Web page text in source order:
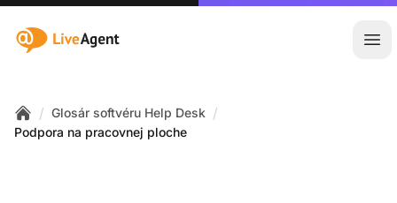
:site.title
Home
/ Glosár softvéru Help Desk /
Podpora na pracovnej ploche